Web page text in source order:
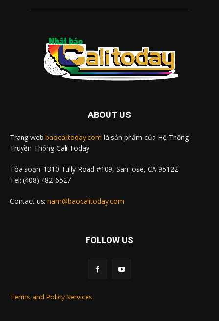
ABOUT US
Trang web baocalitoday.com là sản phẩm của Hệ Thống
Truyền Thông Cali Today
Tòa soạn: 1310 Tully Road #109, San Jose, CA 95122
Tel: (408) 482-6527
Contact us: nam@baocalitoday.com
FOLLOW US
Terms and Policy Services